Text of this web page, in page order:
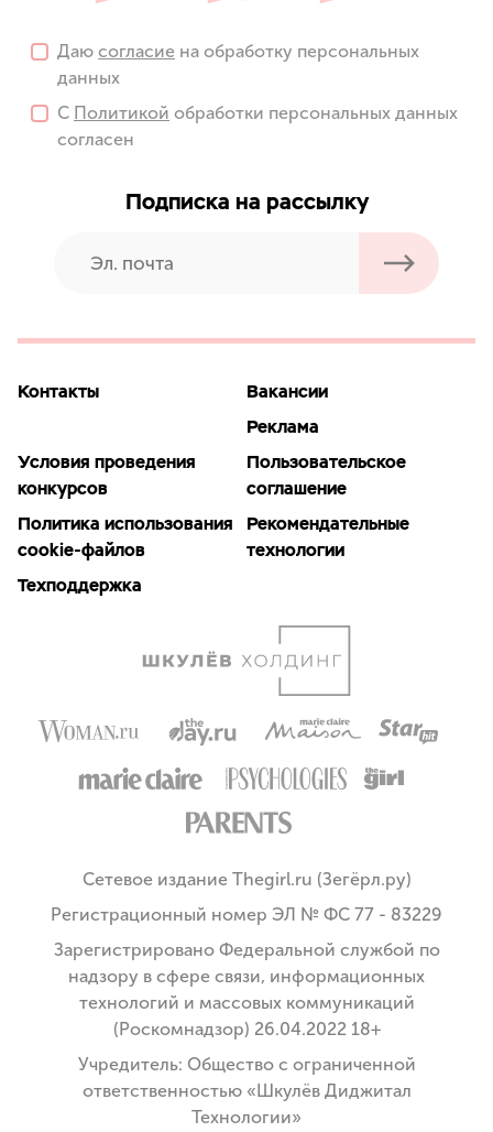
Даю согласие на обработку персональных
данных
С Политикой обработки персональных данных
согласен
Подписка на рассылку
Контакты
Вакансии
Реклама
Условия проведения
конкурсов
Пользовательское
соглашение
Политика использования
cookie-файлов
Рекомендательные
технологии
Техподдержка
Сетевое издание Thegirl.ru (Зегёрл.ру)
Регистрационный номер ЭЛ № ФС 77 - 83229
Зарегистрировано Федеральной службой по
надзору в сфере связи, информационных
технологий и массовых коммуникаций
(Роскомнадзор) 26.04.2022 18+
Учредитель: Общество с ограниченной
ответственностью «Шкулёв Диджитал
Технологии»